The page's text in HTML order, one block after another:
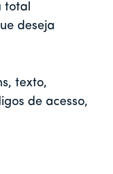
total
deseja
texto,
de acesso,